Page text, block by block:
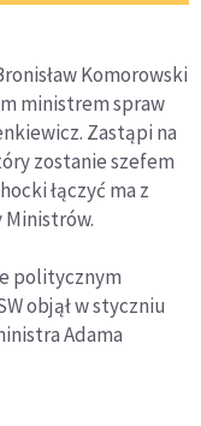
Komorowski
ministrem spraw
Zastąpi na
zostanie szefem
łączyć ma z
politycznym
objął w styczniu
Adama